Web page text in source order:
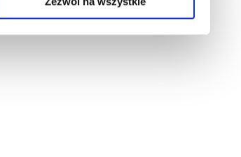
otrzymanymi od Ciebie lub